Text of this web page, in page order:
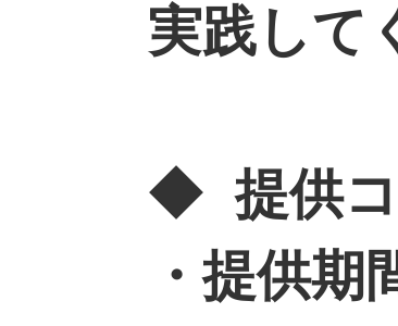
実践して
◆提供コ
・提供期